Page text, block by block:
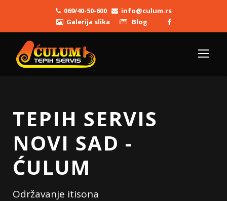
069/40-50-600
info@culum.rs
Galerija slika
Blog
TEPIH SERVIS
NOVI SAD -
ĆULUM
Održavanje itisona